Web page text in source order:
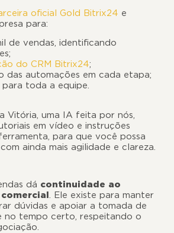
oficial Gold Bitrix24 e
para:
de vendas, identificando
do CRM Bitrix24;
das automações em cada etapa;
para toda a equipe.
Vitória, uma IA feita por nós,
em vídeo e instruções
para que você possa
ainda mais agilidade e clareza.
dá continuidade ao
. Ele existe para manter
dúvidas e apoiar a tomada de
no tempo certo, respeitando o